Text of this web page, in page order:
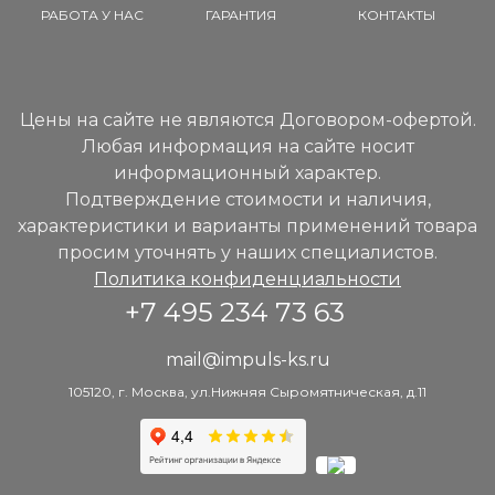
РАБОТА У НАС ГАРАНТИЯ КОНТАКТЫ
Цены на сайте не являются Договором-офертой.
Любая информация на сайте носит
информационный характер.
Подтверждение стоимости и наличия,
характеристики и варианты применений товара
просим уточнять у наших специалистов.
Политика конфиденциальности
+7 495 234 73 63
mail@impuls-ks.ru
105120, г. Москва, ул.Нижняя Сыромятническая, д.11